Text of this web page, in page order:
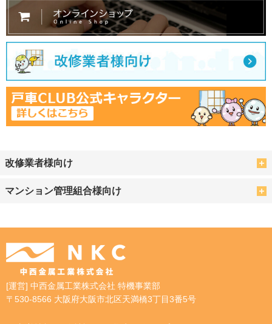
改修業者様向け
マンション管理組合様向け
[運営] 中西金属工業株式会社 特機事業部
〒530-8566 大阪府大阪市北区天満橋3丁目3番5号